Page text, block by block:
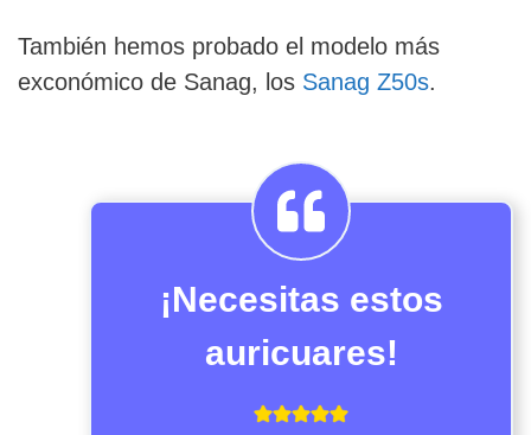
También hemos probado el modelo más
exconómico de Sanag, los Sanag Z50s.
¡Necesitas estos
auricuares!